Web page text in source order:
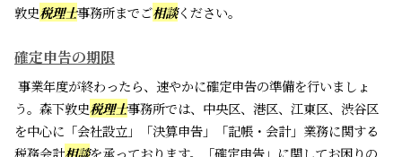
敦史税理士事務所までご相談ください。
確定申告の期限
事業年度が終わったら、速やかに確定申告の準備を行いましょ
う。森下敦史税理士事務所では、中央区、港区、江東区、渋谷区
を中心に「会社設立」「決算申告」「記帳・会計」業務に関する
税務会計相談を承っております。「確定申告」に関してお困りの